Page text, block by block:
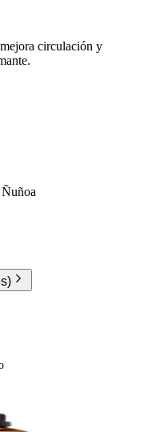
circulación y
Ñuñoa
)